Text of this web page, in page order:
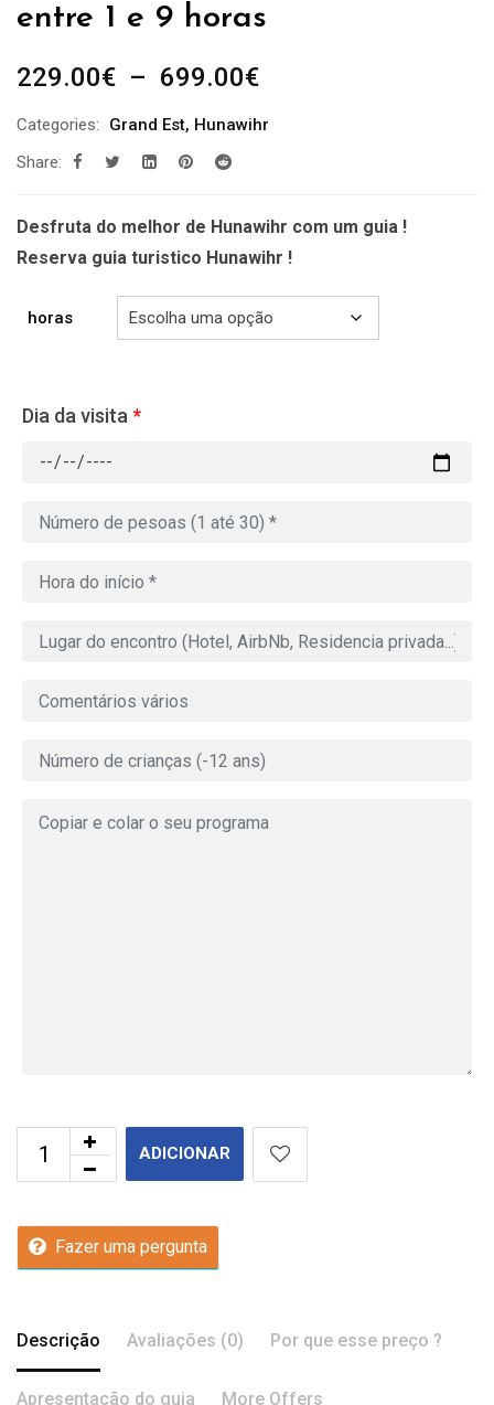
entre 1 e 9 horas
229.00€ – 699.00€Plage
prix :
699.00€
Categories: Grand Est, Hunawihr
Share:
Desfruta do melhor de Hunawihr com um guia !
Reserva guia turistico Hunawihr !
horas
Dia da visita *
ADICIONAR
Fazer uma pergunta
Descrição Avaliações (0) Por que esse preço ?
Apresentação do guia More Offers